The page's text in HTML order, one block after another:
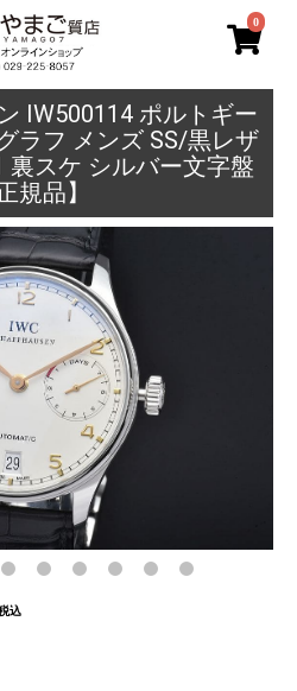
0
IW500114 ポルトギー
ラフ メンズ SS/黒レザ
裏スケ シルバー文字盤
規品】
込